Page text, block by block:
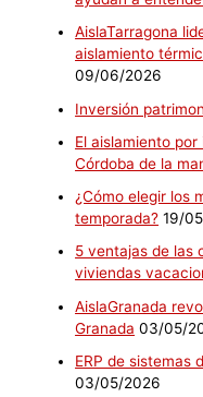
AislaTarragona
aislamiento
09/06/2026
Inversión
El aislamiento
Córdoba de la
¿Cómo elegir los
temporada? 19/
5 ventajas de las
viviendas
AislaGranada
Granada 03/05/
ERP de sistemas
03/05/2026